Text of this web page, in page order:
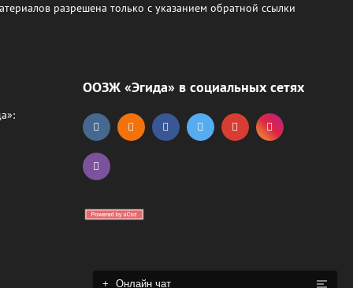
разрешена только с указанием обратной ссылки
ООЗЖ «Эгида» в социальных сетях
+ Онлайн чат